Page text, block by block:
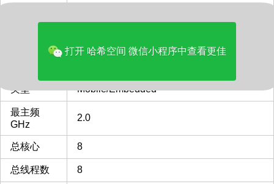
13900KF
5%
类型 Mobile/Embedded
最主频
GHz
2.0
总核心 8
总线程数 8
打开 哈希空间 微信小程序中查看更佳